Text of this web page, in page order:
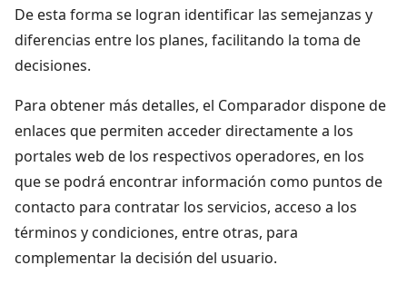
De esta forma se logran identificar las semejanzas y
diferencias entre los planes, facilitando la toma de
decisiones.
Para obtener más detalles, el Comparador dispone de
enlaces que permiten acceder directamente a los
portales web de los respectivos operadores, en los
que se podrá encontrar información como puntos de
contacto para contratar los servicios, acceso a los
términos y condiciones, entre otras, para
complementar la decisión del usuario.